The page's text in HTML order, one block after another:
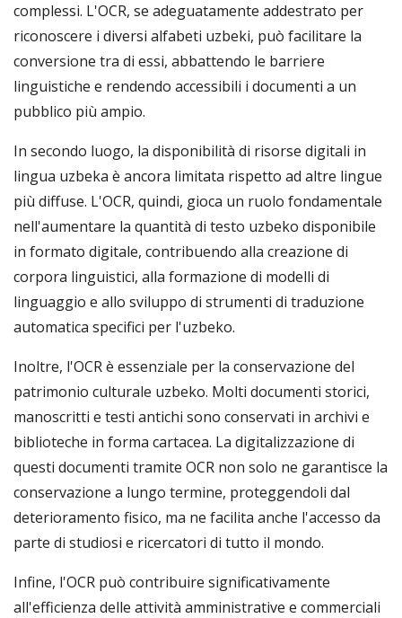
complessi. L'OCR, se adeguatamente addestrato per
riconoscere i diversi alfabeti uzbeki, può facilitare la
conversione tra di essi, abbattendo le barriere
linguistiche e rendendo accessibili i documenti a un
pubblico più ampio.
In secondo luogo, la disponibilità di risorse digitali in
lingua uzbeka è ancora limitata rispetto ad altre lingue
più diffuse. L'OCR, quindi, gioca un ruolo fondamentale
nell'aumentare la quantità di testo uzbeko disponibile
in formato digitale, contribuendo alla creazione di
corpora linguistici, alla formazione di modelli di
linguaggio e allo sviluppo di strumenti di traduzione
automatica specifici per l'uzbeko.
Inoltre, l'OCR è essenziale per la conservazione del
patrimonio culturale uzbeko. Molti documenti storici,
manoscritti e testi antichi sono conservati in archivi e
biblioteche in forma cartacea. La digitalizzazione di
questi documenti tramite OCR non solo ne garantisce la
conservazione a lungo termine, proteggendoli dal
deterioramento fisico, ma ne facilita anche l'accesso da
parte di studiosi e ricercatori di tutto il mondo.
Infine, l'OCR può contribuire significativamente
all'efficienza delle attività amministrative e commerciali